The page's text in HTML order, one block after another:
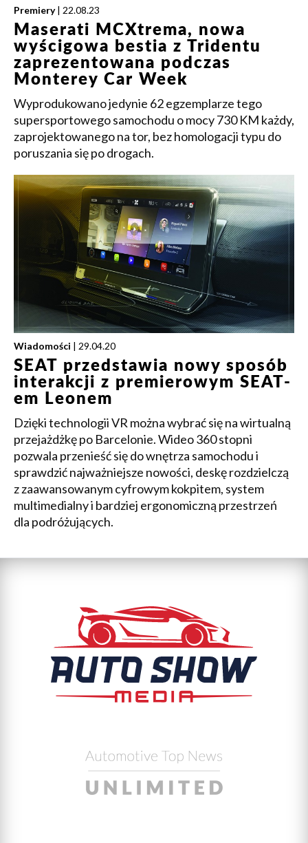
Premiery | 22.08.23
Maserati MCXtrema, nowa
wyścigowa bestia z Tridentu
zaprezentowana podczas
Monterey Car Week
Wyprodukowano jedynie 62 egzemplarze tego
supersportowego samochodu o mocy 730 KM każdy,
zaprojektowanego na tor, bez homologacji typu do
poruszania się po drogach.
Wiadomości | 29.04.20
SEAT przedstawia nowy sposób
interakcji z premierowym SEAT-
em Leonem
Dzięki technologii VR można wybrać się na wirtualną
przejażdżkę po Barcelonie. Wideo 360 stopni
pozwala przenieść się do wnętrza samochodu i
sprawdzić najważniejsze nowości, deskę rozdzielczą
z zaawansowanym cyfrowym kokpitem, system
multimedialny i bardziej ergonomiczną przestrzeń
dla podróżujących.